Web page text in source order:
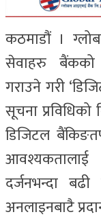
कठमाडौं ।
सेवाहरु बैंकको
गराउने गरी
सूचना
डिजिटल
दर्जनभन्दा
अनलाइनबाटै